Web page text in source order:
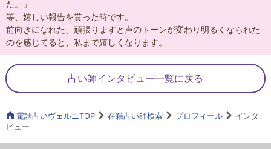
た。」
等、嬉しい報告を貰った時です。
前向きになれた、頑張りますと声のトーンが変わり明るくなられた
のを感じてると、私まで嬉しくなります。
占い師インタビュー一覧に戻る
電話占いヴェルニTOP 在籍占い師検索 プロフィール
インタ
ビュー